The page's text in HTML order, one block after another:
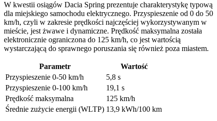
W kwestii osiągów Dacia Spring prezentuje charakterystykę typową
dla miejskiego samochodu elektrycznego. Przyspieszenie od 0 do 50
km/h, czyli w zakresie prędkości najczęściej wykorzystywanym w
mieście, jest żwawe i dynamiczne. Prędkość maksymalna została
elektronicznie ograniczona do 125 km/h, co jest wartością
wystarczającą do sprawnego poruszania się również poza miastem.
Parametr
Wartość
Przyspieszenie 0-50 km/h
5,8 s
Przyspieszenie 0-100 km/h
19,1 s
Prędkość maksymalna
125 km/h
Średnie zużycie energii (WLTP) 13,9 kWh/100 km